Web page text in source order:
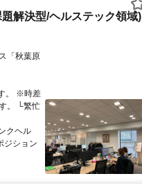
解決型/ヘルステック領域)
。 ※時差
。 └繁忙
クヘル
ジション